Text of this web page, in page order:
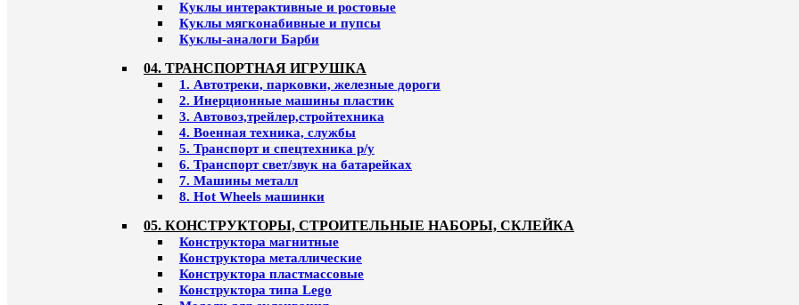
Куклы интерактивные и ростовые
Куклы мягконабивные и пупсы
Куклы-аналоги Барби
04. ТРАНСПОРТНАЯ ИГРУШКА
1. Автотреки, парковки, железные дороги
2. Инерционные машины пластик
3. Автовоз,трейлер,стройтехника
4. Военная техника, службы
5. Транспорт и спецтехника р/у
6. Транспорт свет/звук на батарейках
7. Машины металл
8. Hot Wheels машинки
05. КОНСТРУКТОРЫ, СТРОИТЕЛЬНЫЕ НАБОРЫ, СКЛЕЙКА
Конструктора магнитные
Конструктора металлические
Конструктора пластмассовые
Конструктора типа Lego